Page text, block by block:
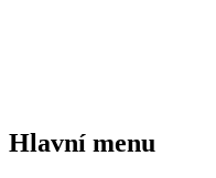
Hlavní menu